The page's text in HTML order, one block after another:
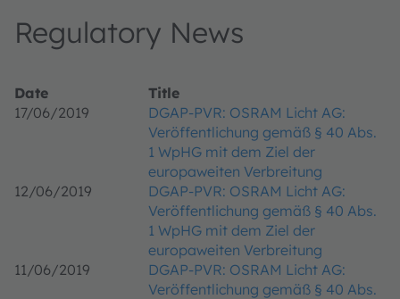
Regulatory News
Date
Title
17/06/2019
DGAP-PVR: OSRAM Licht AG:
Veröffentlichung gemäß § 40 Abs.
1 WpHG mit dem Ziel der
europaweiten Verbreitung
12/06/2019
DGAP-PVR: OSRAM Licht AG:
Veröffentlichung gemäß § 40 Abs.
1 WpHG mit dem Ziel der
europaweiten Verbreitung
11/06/2019
DGAP-PVR: OSRAM Licht AG:
Veröffentlichung gemäß § 40 Abs.